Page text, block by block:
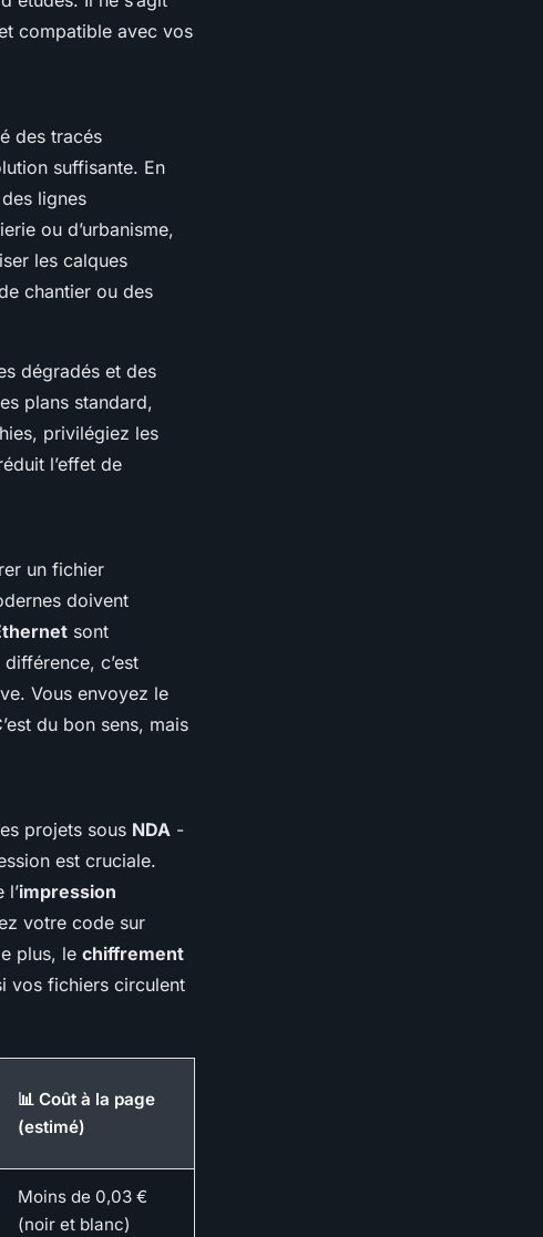
compatible avec vos
des tracés
suffisante. En
lignes
ou d’urbanisme,
les calques
chantier ou des
dégradés et des
plans standard,
privilégiez les
l’effet de
un fichier
doivent
sont
c’est
Vous envoyez le
du bon sens, mais
projets sous NDA -
est cruciale.
l’impression
votre code sur
plus, le chiffrement
vos fichiers circulent
📊 Coût à la page
(estimé)
Moins de 0,03 €
(noir et blanc)